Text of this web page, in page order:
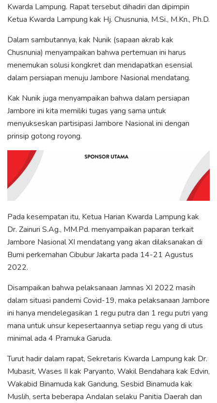
Kwarda Lampung. Rapat tersebut dihadiri dan dipimpin
Ketua Kwarda Lampung kak Hj. Chusnunia, M.Si., M.Kn., Ph.D.
Dalam sambutannya, kak Nunik (sapaan akrab kak
Chusnunia) menyampaikan bahwa pertemuan ini harus
menemukan solusi kongkret dan mendapatkan esensial
dalam persiapan menuju Jambore Nasional mendatang.
Kak Nunik juga menyampaikan bahwa dalam persiapan
Jambore ini kita memiliki tugas yang sama untuk
menyukseskan partisipasi Jambore Nasional ini dengan
prinsip gotong royong.
Pada kesempatan itu, Ketua Harian Kwarda Lampung kak
Dr. Zainuri S.Ag., MM.Pd. menyampaikan paparan terkait
Jambore Nasional XI mendatang yang akan dilaksanakan di
Bumi perkemahan Cibubur Jakarta pada 14-21 Agustus
2022.
Disampaikan bahwa pelaksanaan Jamnas XI 2022 masih
dalam situasi pandemi Covid-19, maka pelaksanaan Jambore
ini hanya mendelegasikan 1 regu putra dan 1 regu putri yang
mana untuk unsur kepesertaannya setiap regu yang di utus
minimal ada 4 Pramuka Garuda.
Turut hadir dalam rapat, Sekretaris Kwarda Lampung kak Dr.
Mubasit, Wases II kak Paryanto, Wakil Bendahara kak Edvin,
Wakabid Binamuda kak Gandung, Sesbid Binamuda kak
Muslih, serta beberapa Andalan selaku Panitia Daerah dan